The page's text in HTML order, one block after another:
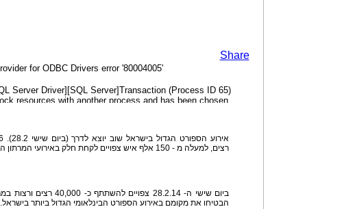
Share
רצים, למעלה מ - 150 אלף איש צפויים לקחת חלק באירועי המרתון השונים.
הבטיחו את מקומם באירוע הספורט הבינלאומי הגדול ביותר בישראל.